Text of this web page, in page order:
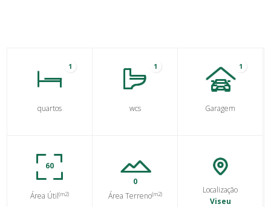
1
quartos
1
wcs
1
Garagem
60
Área Útil(m2)
0
Área Terreno(m2)
Localização
Viseu